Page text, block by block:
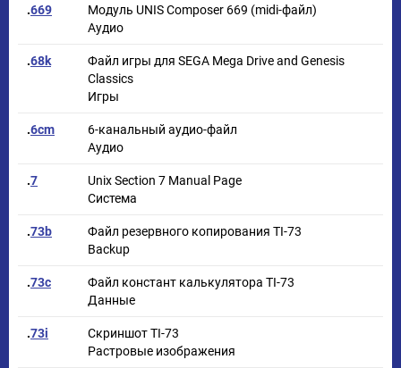
.669
Модуль UNIS Composer 669 (midi-файл)
Аудио
.68k
Файл игры для SEGA Mega Drive and Genesis
Classics
Игры
.6cm
6-канальный аудио-файл
Аудио
.7
Unix Section 7 Manual Page
Система
.73b
Файл резервного копирования TI-73
Backup
.73c
Файл констант калькулятора TI-73
Данные
.73i
Скриншот TI-73
Растровые изображения